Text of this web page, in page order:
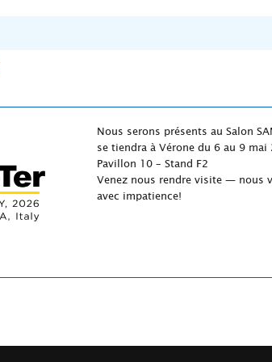
Nous serons présents au Salon
se tiendra à Vérone du 6 au 9 mai
Pavillon 10 – Stand F2
Venez nous rendre visite — nous
avec impatience!